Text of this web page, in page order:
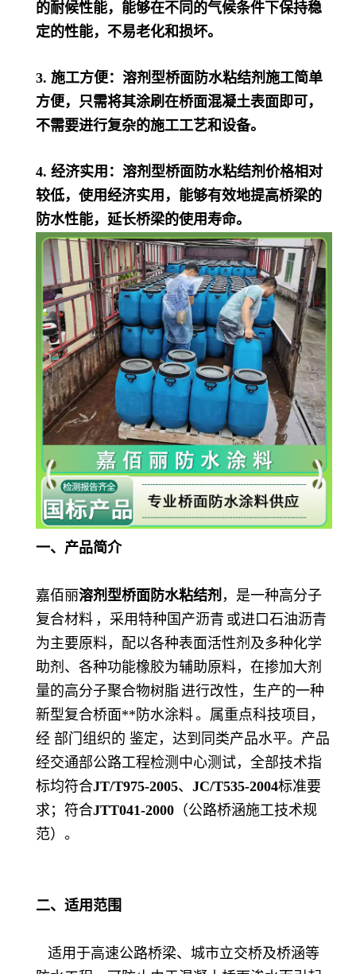
的耐候性能，能够在不同的气候条件下保持稳
定的性能，不易老化和损坏。
3. 施工方便：溶剂型桥面防水粘结剂施工简单
方便，只需将其涂刷在桥面混凝土表面即可，
不需要进行复杂的施工工艺和设备。
4. 经济实用：溶剂型桥面防水粘结剂价格相对
较低，使用经济实用，能够有效地提高桥梁的
防水性能，延长桥梁的使用寿命。
一、产品简介
嘉佰丽溶剂型桥面防水粘结剂 ，是一种高分子
复合材料 ， 采用特种国产沥青 或进口石油沥青
为主要原料，配以各种表面活性剂及多种化学
助剂、各种功能橡胶为辅助原料，在掺加大剂
量的高分子聚合物树脂进行改性，生产的一种
新型复合桥面** 防水涂料。 属重点科技项目，
经 部门组织的 鉴定，达到同类产品水平。产品
经交通部公路工程检测中心测试，全部技术指
标均符合JT/T975-2005、 JC/T535-2004标准要
求；符合JTT041-2000 （公路桥涵施工技术规
范）。
二、适用范围
适用于高速公路桥梁、城市立交桥及桥涵等